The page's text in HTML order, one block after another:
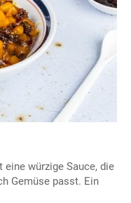
würzige Sauce, die
Gemüse passt. Ein